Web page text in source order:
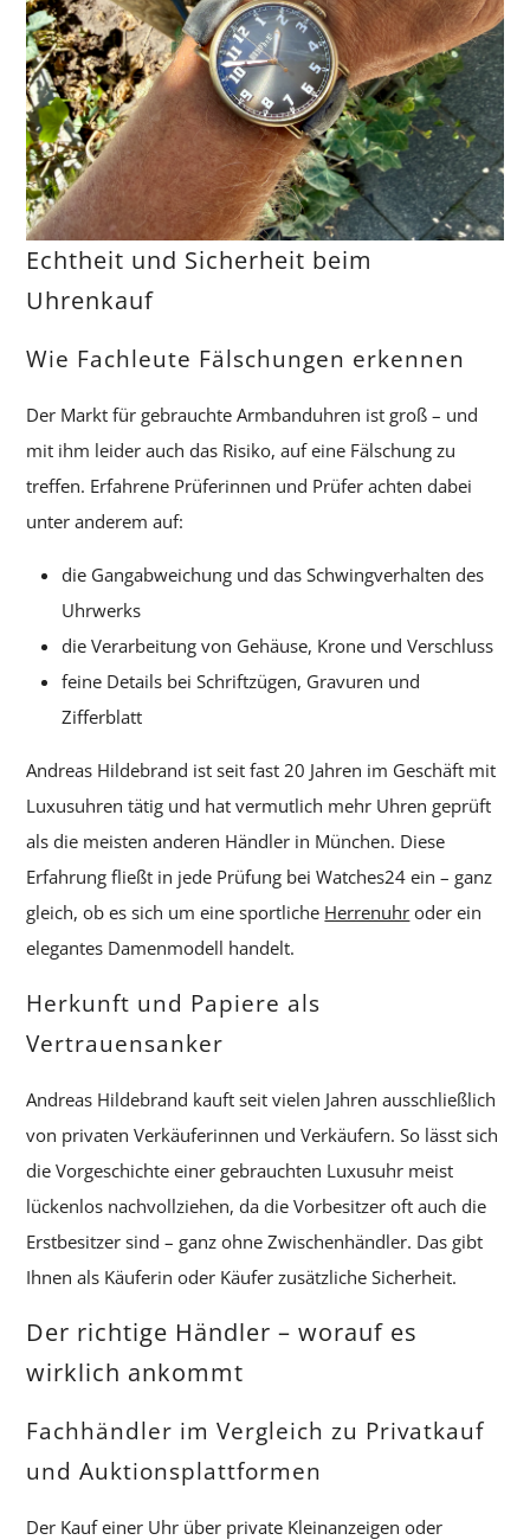
Echtheit und Sicherheit beim
Uhrenkauf
Wie Fachleute Fälschungen erkennen
Der Markt für gebrauchte Armbanduhren ist groß – und
mit ihm leider auch das Risiko, auf eine Fälschung zu
treffen. Erfahrene Prüferinnen und Prüfer achten dabei
unter anderem auf:
die Gangabweichung und das Schwingverhalten des
Uhrwerks
die Verarbeitung von Gehäuse, Krone und Verschluss
feine Details bei Schriftzügen, Gravuren und
Zifferblatt
Andreas Hildebrand ist seit fast 20 Jahren im Geschäft mit
Luxusuhren tätig und hat vermutlich mehr Uhren geprüft
als die meisten anderen Händler in München. Diese
Erfahrung fließt in jede Prüfung bei Watches24 ein – ganz
gleich, ob es sich um eine sportliche Herrenuhr oder ein
elegantes Damenmodell handelt.
Herkunft und Papiere als
Vertrauensanker
Andreas Hildebrand kauft seit vielen Jahren ausschließlich
von privaten Verkäuferinnen und Verkäufern. So lässt sich
die Vorgeschichte einer gebrauchten Luxusuhr meist
lückenlos nachvollziehen, da die Vorbesitzer oft auch die
Erstbesitzer sind – ganz ohne Zwischenhändler. Das gibt
Ihnen als Käuferin oder Käufer zusätzliche Sicherheit.
Der richtige Händler – worauf es
wirklich ankommt
Fachhändler im Vergleich zu Privatkauf
und Auktionsplattformen
Der Kauf einer Uhr über private Kleinanzeigen oder